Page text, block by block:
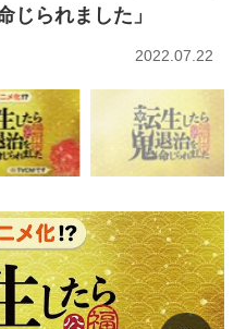
じられました」
2022.07.22